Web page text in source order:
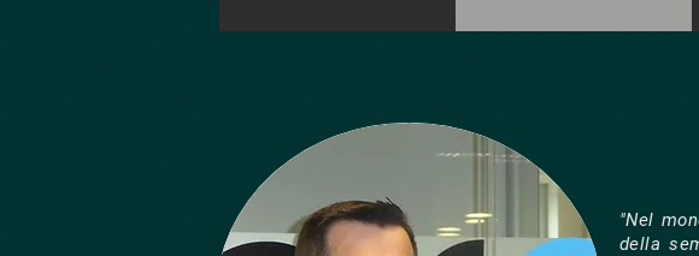
"Nel
della